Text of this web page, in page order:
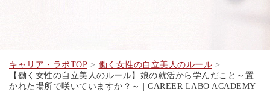
キャリア・ラボTOP
働く女性の自立美人のルール
【働く女性の自立美人のルール】娘の就活から学んだこと～置
かれた場所で咲いていますか？～ | CAREER LABO ACADEMY